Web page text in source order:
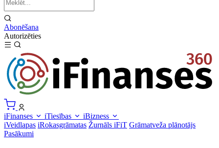
Abonēšana
Autorizēties
iFinanses iTiesības
iBizness
iVeidlapas iRokasgrāmatas Žurnāls iFiT Grāmatveža plānotājs
Pasākumi